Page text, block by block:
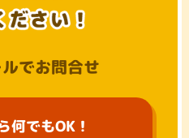
でお問合せ
何でもOK！